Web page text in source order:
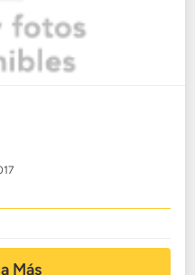
Más